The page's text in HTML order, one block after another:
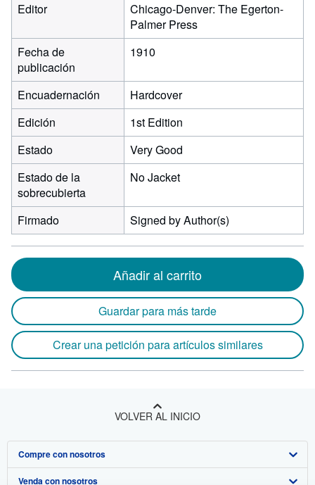
Editor
Chicago-Denver: The Egerton-
Palmer Press
Fecha de
publicación
1910
Encuadernación
Hardcover
Edición
1st Edition
Estado
Very Good
Estado de la
sobrecubierta
No Jacket
Firmado Signed by Author(s)
Añadir al carrito
Guardar para más tarde
Crear una petición para artículos similares
VOLVER AL INICIO
Compre con nosotros
Búsqueda avanzada
Venda con nosotros